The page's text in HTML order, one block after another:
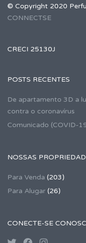
© Copyright 2020
CONNECTSE
CRECI 25130J
POSTS RECENTES
De apartamento 3D a
contra o coronavírus
Comunicado (COVID-
NOSSAS
Para Venda (203)
Para Alugar (26)
CONECTE-SE